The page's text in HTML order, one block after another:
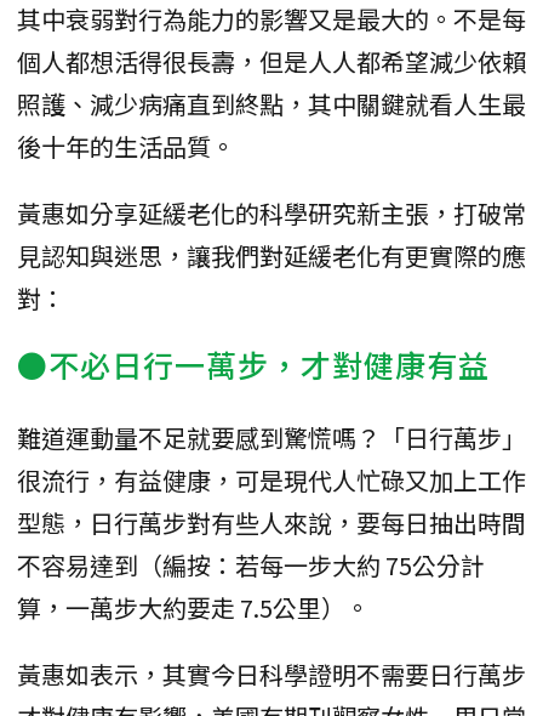
其中衰弱對行為能力的影響又是最大的。不是每
個人都想活得很長壽，但是人人都希望減少依賴
照護、減少病痛直到終點，其中關鍵就看人生最
後十年的生活品質。
黃惠如分享延緩老化的科學研究新主張，打破常
見認知與迷思，讓我們對延緩老化有更實際的應
對：
●不必日行一萬步，才對健康有益
難道運動量不足就要感到驚慌嗎？「日行萬步」
很流行，有益健康，可是現代人忙碌又加上工作
型態，日行萬步對有些人來說，要每日抽出時間
不容易達到（編按：若每一步大約 75公分計
算，一萬步大約要走 7.5公里）。
黃惠如表示，其實今日科學證明不需要日行萬步